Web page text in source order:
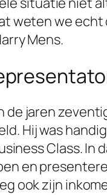
we
Mens.
jaren
Hij was
Class.
en
ook zijn